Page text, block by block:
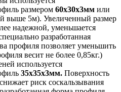
размером 60х30х3мм или
выше 5м). Увеличенный размер
надежной, уменьшается
разработанная
профиля позволяет уменьшить
весит не более 0,85кг.)
используется
35х35х3мм. Поверхность
риск соскальзывания